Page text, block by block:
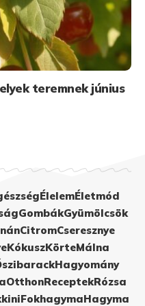
teremnek június
ÉlelemÉletmód
GombákGyümölcsök
CitromCseresznye
KókuszKörteMálna
Hagyomány
OtthonReceptekRózsa
FokhagymaHagyma